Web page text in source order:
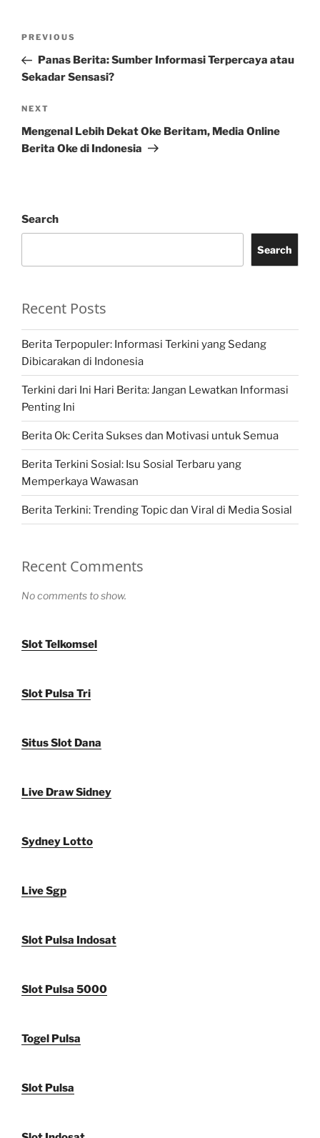
Previous
Post
PREVIOUS
Panas Berita: Sumber Informasi Terpercaya atau
Sekadar Sensasi?
Next
Post
NEXT
Mengenal Lebih Dekat Oke Beritam, Media Online
Berita Oke di Indonesia
Search
Search
Recent Posts
Berita Terpopuler: Informasi Terkini yang Sedang
Dibicarakan di Indonesia
Terkini dari Ini Hari Berita: Jangan Lewatkan Informasi
Penting Ini
Berita Ok: Cerita Sukses dan Motivasi untuk Semua
Berita Terkini Sosial: Isu Sosial Terbaru yang
Memperkaya Wawasan
Berita Terkini: Trending Topic dan Viral di Media Sosial
Recent Comments
No comments to show.
Slot Telkomsel
Slot Pulsa Tri
Situs Slot Dana
Live Draw Sidney
Sydney Lotto
Live Sgp
Slot Pulsa Indosat
Slot Pulsa 5000
Togel Pulsa
Slot Pulsa